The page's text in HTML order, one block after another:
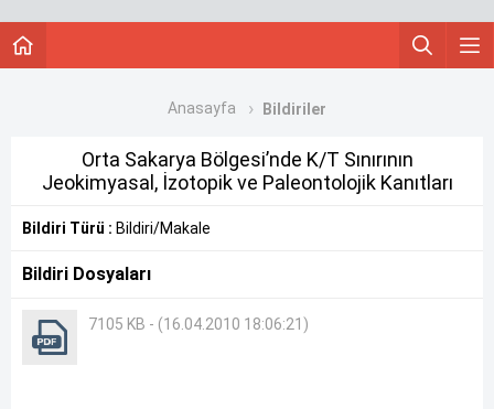
Anasayfa Bildiriler
Orta Sakarya Bölgesi’nde K/T Sınırının
Jeokimyasal, İzotopik ve Paleontolojik Kanıtları
Bildiri Türü : Bildiri/Makale
Bildiri Dosyaları
7105 KB - (16.04.2010 18:06:21)